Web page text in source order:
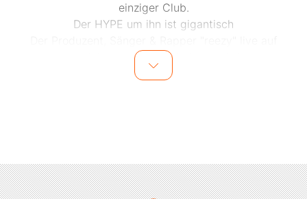
einziger Club.
Der HYPE um ihn ist gigantisch
unserer Bühne in der Mainhall planet dance
Neben seinen eigenen Hits produziert reezy z.b. auch
Unser unschlagbares SATURDAY Angebot:
Vodka Energy Deal